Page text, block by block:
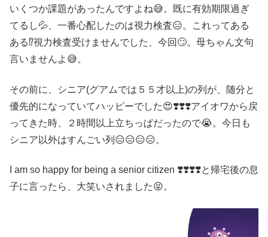
いくつか課題があったんですよね😅。既に有効期限過ぎ
てるし💦、一番心配したのは視力検査😑。これってある
ある⁉️視力検査受けませんでした、今回🙄。母ちゃん文句
言いませんよ😅。
その前に、シニア(グアムでは５５才以上)の列が、随分と
優先的になっていてハッピーでした😍❣️❣️❣️アイオワから戻
ってきた時、２時間以上立ちっぱだったので😭。今日も
シニア以外はすんごい列😑😑😑😑。
I am so happy for being a senior citizen ❣️❣️❣️❣️と帰宅後の息
子に言ったら、大笑いされました😝。